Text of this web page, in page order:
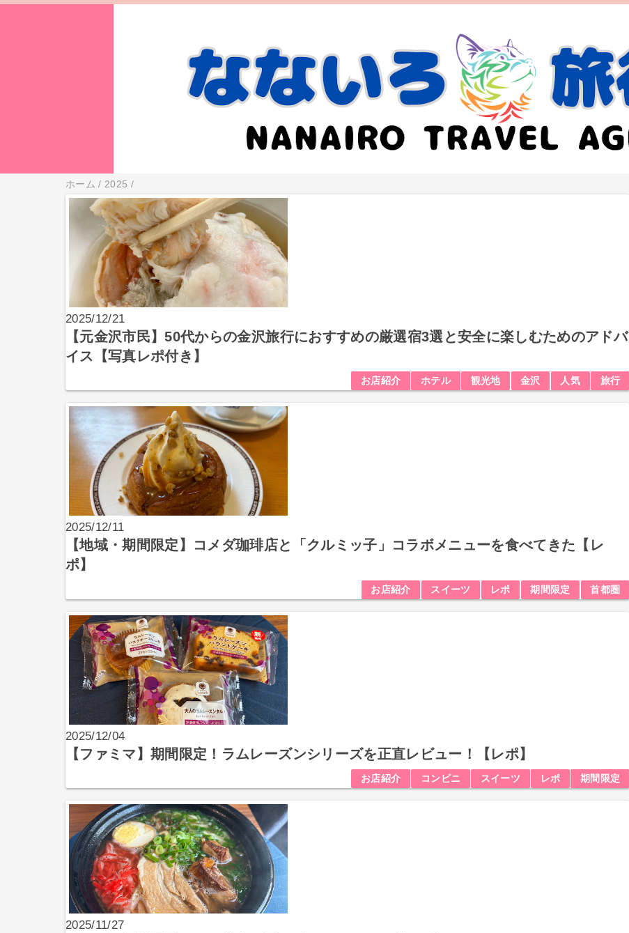
ホーム / 2025 /
2025/12/21
【元金沢市民】50代からの金沢旅行におすすめの厳選宿3選と安全に楽しむためのアドバ
イス【写真レポ付き】
お店紹介 ホテル 観光地 金沢 人気 旅行
2025/12/11
【地域・期間限定】コメダ珈琲店と「クルミッ子」コラボメニューを食べてきた【レ
ポ】
お店紹介 スイーツ レポ 期間限定 首都圏
2025/12/04
【ファミマ】期間限定！ラムレーズンシリーズを正直レビュー！【レポ】
お店紹介 コンビニ スイーツ レポ 期間限定
2025/11/27